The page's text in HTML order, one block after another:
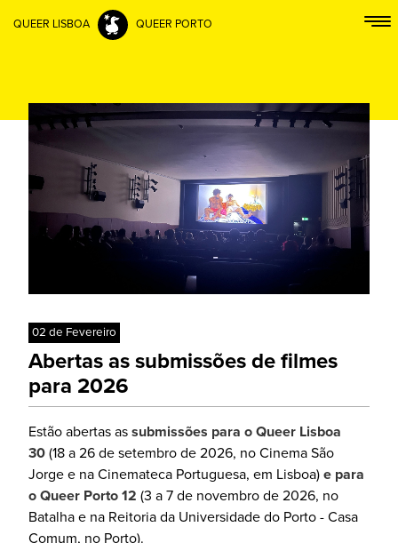
QUEER LISBOA QUEER PORTO
02 de Fevereiro
Abertas as submissões de filmes
para 2026
Estão abertas as submissões para o Queer Lisboa
30 (18 a 26 de setembro de 2026, no Cinema São
Jorge e na Cinemateca Portuguesa, em Lisboa) e para
o Queer Porto 12 (3 a 7 de novembro de 2026, no
Batalha e na Reitoria da Universidade do Porto - Casa
Comum, no Porto).